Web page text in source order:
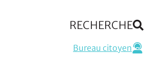
RECHERCHE
Bureau citoyen